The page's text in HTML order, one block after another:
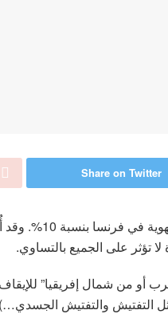
Share on Twitter
بين عامي 2016 و2024،
تؤثر على الجميع بالتساوي.
أو من شمال إفريقيا”
التفتيش والتفتيش